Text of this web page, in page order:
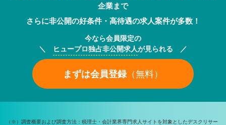
企業まで
さらに非公開の好条件・高待遇の求人案件が多数！
今なら会員限定の
＼
ヒュープロ独占非公開求人が見られる ／
まずは会員登録（無料）
（※）調査概要および調査方法：税理士・会計業界専門求人サイトを対象としたデスクリサー